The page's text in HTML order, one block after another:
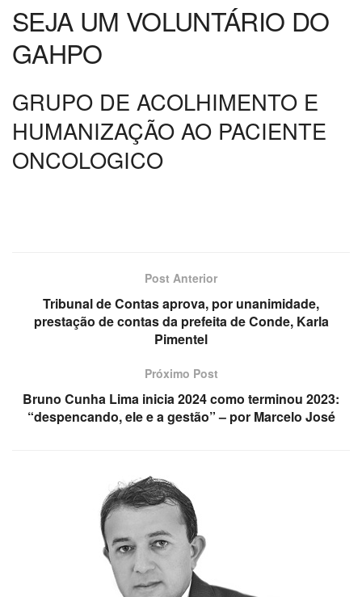
SEJA UM VOLUNTÁRIO DO
GAHPO
GRUPO DE ACOLHIMENTO E
HUMANIZAÇÃO AO PACIENTE
ONCOLOGICO
Post Anterior
Tribunal de Contas aprova, por unanimidade,
prestação de contas da prefeita de Conde, Karla
Pimentel
Próximo Post
Bruno Cunha Lima inicia 2024 como terminou 2023:
“despencando, ele e a gestão” – por Marcelo José